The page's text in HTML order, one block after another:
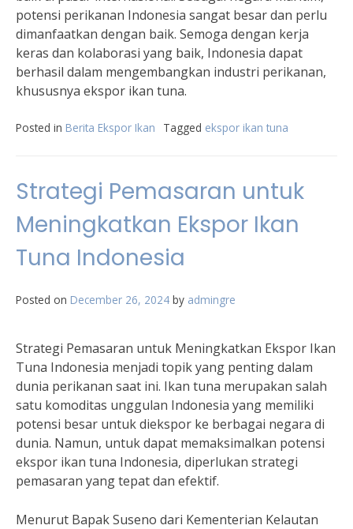
potensi perikanan Indonesia sangat besar dan perlu
dimanfaatkan dengan baik. Semoga dengan kerja
keras dan kolaborasi yang baik, Indonesia dapat
berhasil dalam mengembangkan industri perikanan,
khususnya ekspor ikan tuna.
Posted in Berita Ekspor Ikan Tagged ekspor ikan tuna
Strategi Pemasaran untuk
Meningkatkan Ekspor Ikan
Tuna Indonesia
Posted on December 26, 2024 by admingre
Strategi Pemasaran untuk Meningkatkan Ekspor Ikan
Tuna Indonesia menjadi topik yang penting dalam
dunia perikanan saat ini. Ikan tuna merupakan salah
satu komoditas unggulan Indonesia yang memiliki
potensi besar untuk diekspor ke berbagai negara di
dunia. Namun, untuk dapat memaksimalkan potensi
ekspor ikan tuna Indonesia, diperlukan strategi
pemasaran yang tepat dan efektif.
Menurut Bapak Suseno dari Kementerian Kelautan